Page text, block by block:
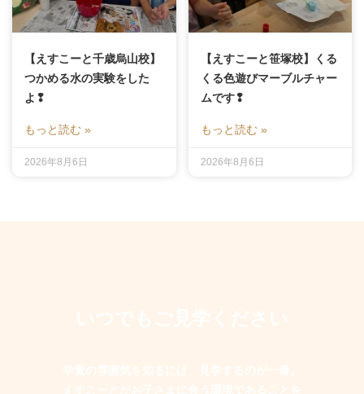
【えすこーと千歳烏山校】
つかめる水の実験をした
よ❢
もっと読む »
2026年8月6日
【えすこーと笹塚校】くる
くる色遊びマーブルチャー
ムです❢
もっと読む »
2026年8月6日